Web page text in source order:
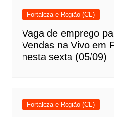
Fortaleza e Região (CE)
Vaga de emprego
Vendas na Vivo em
nesta sexta (05/09)
Fortaleza e Região (CE)